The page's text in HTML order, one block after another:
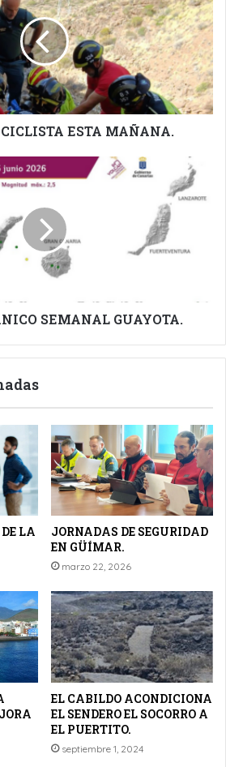
ESTA MAÑANA.
SEMANAL GUAYOTA.
LA
JORNADAS DE SEGURIDAD
EN GÜÍMAR.
marzo 22, 2026
EL CABILDO ACONDICIONA
EL SENDERO EL SOCORRO A
EL PUERTITO.
septiembre 1, 2024